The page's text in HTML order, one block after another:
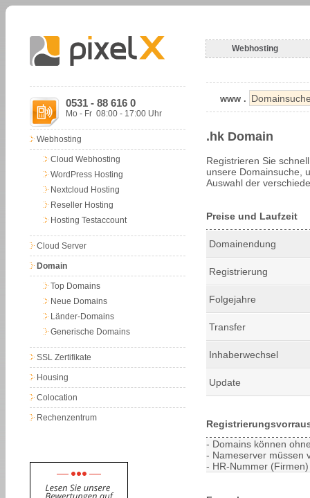
Webhosting
0531 - 88 616 0
Mo - Fr 08:00 - 17:00 Uhr
Webhosting
Cloud Webhosting
WordPress Hosting
Nextcloud Hosting
Reseller Hosting
Hosting Testaccount
Cloud Server
Domain
Top Domains
Neue Domains
Länder-Domains
Generische Domains
SSL Zertifikate
Housing
Colocation
Rechenzentrum
www .
.hk Domain
Registrieren Sie
unsere Domainsuche,
Auswahl der
Preise und Laufzeit
Domainendung
Registrierung
Folgejahre
Transfer
Inhaberwechsel
Update
- Domains können
- Nameserver müssen
- HR-Nummer